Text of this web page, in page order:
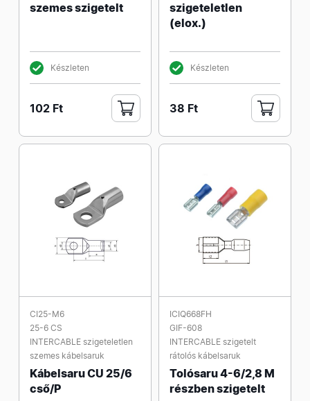
szemes szigetelt
Készleten
102 Ft
szigeteletlen
(elox.)
Készleten
38 Ft
CI25-M6
25-6 CS
INTERCABLE szigeteletlen
szemes kábelsaruk
Kábelsaru CU 25/6
cső/P
ICIQ668FH
GIF-608
INTERCABLE szigetelt
rátolós kábelsaruk
Tolósaru 4-6/2,8 M
részben szigetelt